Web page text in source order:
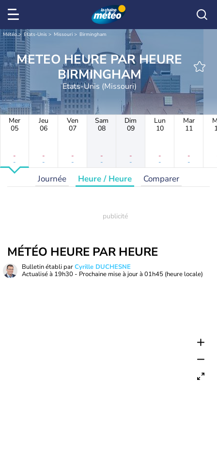
Météo Etats-Unis Missouri Birmingham
METEO HEURE PAR HEURE
BIRMINGHAM
Etats-Unis (Missouri)
Mer
05
-
-
Jeu
06
-
-
Ven
07
-
-
Sam
08
-
-
Dim
09
-
-
Lun
10
-
-
Mar
11
-
-
Journée Heure / Heure Comparer
MÉTÉO HEURE PAR HEURE
Bulletin établi parCyrille DUCHESNE
Actualisé à 19h30 - Prochaine mise à jour à 01h45 (heure locale)